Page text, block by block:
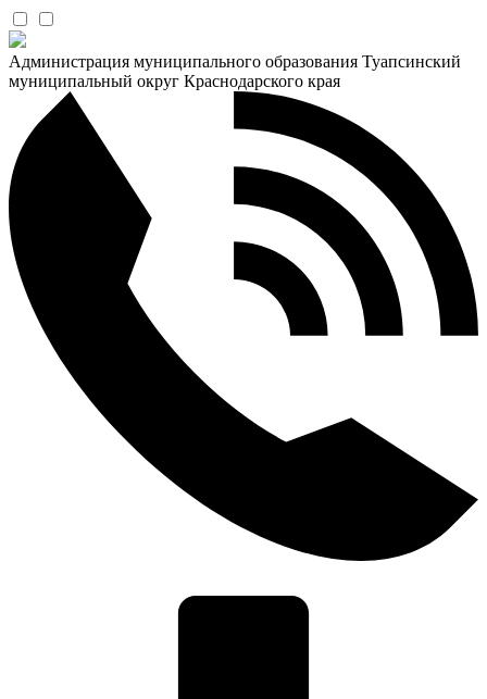
Администрация муниципального образования Туапсинский
муниципальный округ Краснодарского края